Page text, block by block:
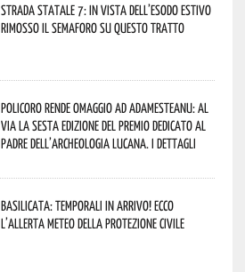
Strada statale 7: in vista dell’esodo estivo
rimosso il semaforo su questo tratto
Policoro rende omaggio ad Adamesteanu: al
via la sesta edizione del Premio dedicato al
padre dell’archeologia lucana. I dettagli
Basilicata: temporali in arrivo! Ecco
l’allerta meteo della Protezione civile